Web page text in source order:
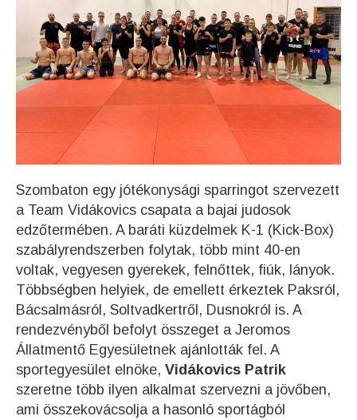
Szombaton egy jótékonysági sparringot szervezett
a Team Vidákovics csapata a bajai judosok
edzőtermében. A baráti küzdelmek K-1 (Kick-Box)
szabályrendszerben folytak, több mint 40-en
voltak, vegyesen gyerekek, felnőttek, fiúk, lányok.
Többségben helyiek, de emellett érkeztek Paksról,
Bácsalmásról, Soltvadkertről, Dusnokról is. A
rendezvényből befolyt összeget a Jeromos
Állatmentő Egyesületnek ajánlották fel. A
sportegyesület elnöke, Vidákovics Patrik
szeretne több ilyen alkalmat szervezni a jövőben,
ami összekovácsolja a hasonló sportágból